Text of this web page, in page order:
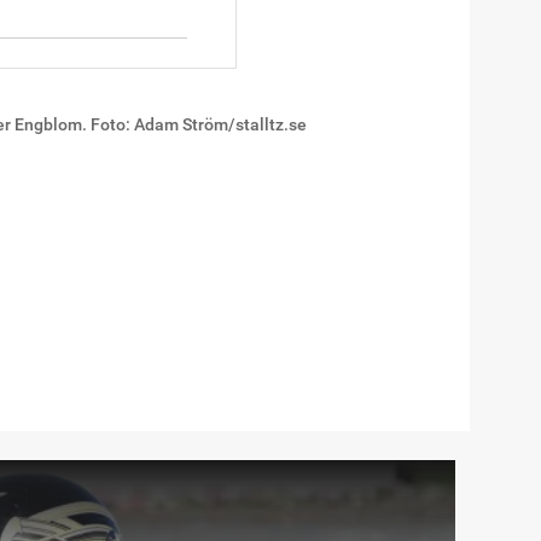
Engblom. Foto: Adam Ström/stalltz.se